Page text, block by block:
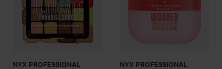
NYX PROFESSIONAL
NYX PROFESSIONAL